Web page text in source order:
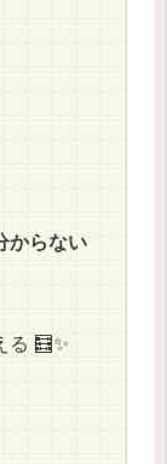
からない
る 🧮✨